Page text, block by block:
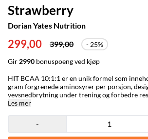
Strawberry
Dorian Yates Nutrition
299,00 399,00 - 25%
Gir 2990 bonuspoeng ved kjøp
HIT BCAA 10:1:1 er en unik formel som inneholder så mye som 12
gram forgrenede aminosyrer per porsjon,
vevsnedbrytning under trening og forbedre
mellom settene. Dens kraftige ingredienser
utholdenheten og forlenger intensiteten, slik
repetisjonene på hvert løft. Hvert BCAA-treff
Les mer
-